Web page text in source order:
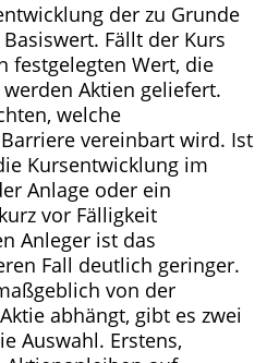
der zu Grunde
Fällt der Kurs
festgelegten Wert, die
Aktien geliefert.
welche
vereinbart wird. Ist
Kursentwicklung im
Anlage oder ein
vor Fälligkeit
Anleger ist das
Fall deutlich geringer.
von der
abhängt, gibt es zwei
Auswahl. Erstens,